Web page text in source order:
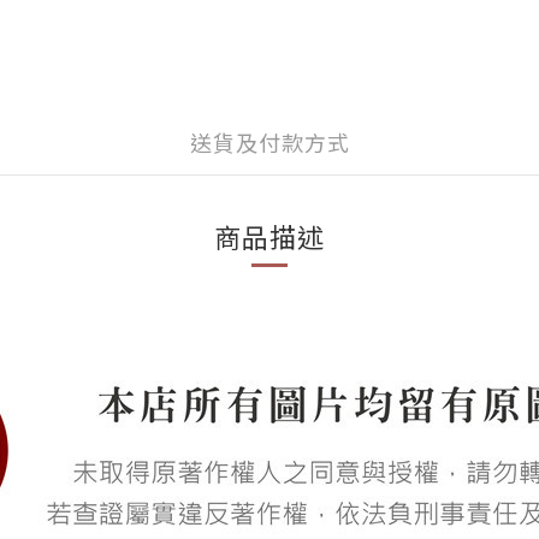
送貨及付款方式
商品描述